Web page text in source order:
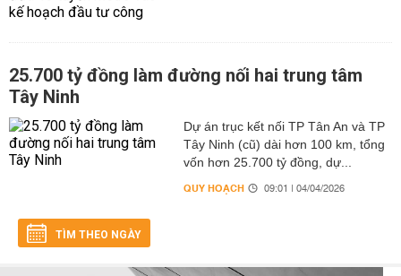
25.700 tỷ đồng làm đường nối hai trung tâm
Tây Ninh
Dự án trục kết nối TP Tân An và TP
Tây Ninh (cũ) dài hơn 100 km, tổng
vốn hơn 25.700 tỷ đồng, dự...
QUY HOẠCH 09:01 | 04/04/2026
TÌM THEO NGÀY